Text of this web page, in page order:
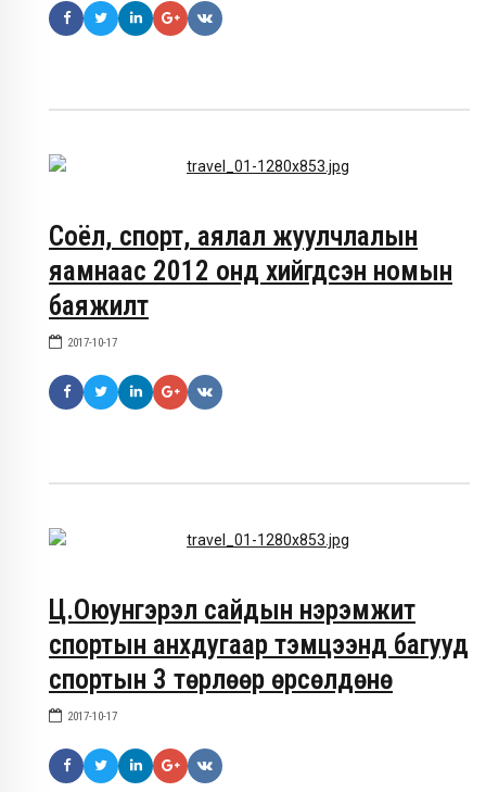
Соёл, спорт, аялал жуулчлалын
яамнаас 2012 онд хийгдсэн номын
баяжилт
2017-10-17
Ц.Оюунгэрэл сайдын нэрэмжит
спортын анхдугаар тэмцээнд багууд
спортын 3 төрлөөр өрсөлдөнө
2017-10-17